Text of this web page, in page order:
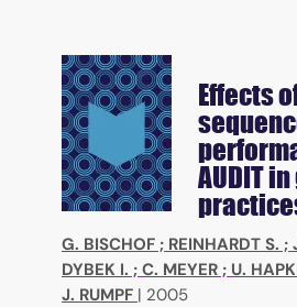
Effects
AUDIT
G. BISCHOF ; REINHARDT S. ;
DYBEK I. ; C. MEYER ; U.
J. RUMPF | 2005